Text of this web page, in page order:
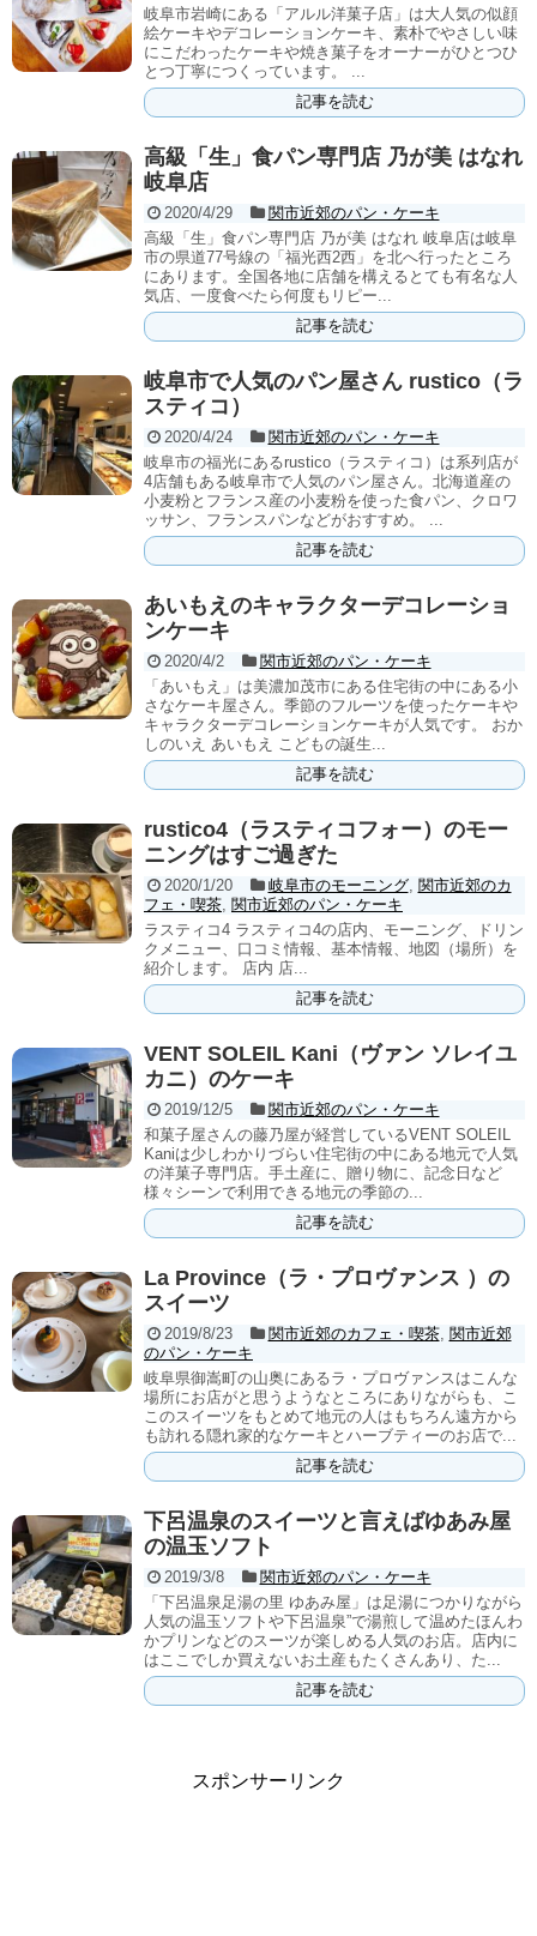
岐阜市岩崎にある「アルル洋菓子店」は大人気の似顔
絵ケーキやデコレーションケーキ、素朴でやさしい味
にこだわったケーキや焼き菓子をオーナーがひとつひ
とつ丁寧につくっています。 ...
記事を読む
高級「生」食パン専門店 乃が美 はなれ
岐阜店
2020/4/29
関市近郊のパン・ケーキ
高級「生」食パン専門店 乃が美 はなれ 岐阜店は岐阜
市の県道77号線の「福光西2西」を北へ行ったところ
にあります。全国各地に店舗を構えるとても有名な人
気店、一度食べたら何度もリピー...
記事を読む
岐阜市で人気のパン屋さん rustico（ラ
スティコ）
2020/4/24
関市近郊のパン・ケーキ
岐阜市の福光にあるrustico（ラスティコ）は系列店が
4店舗もある岐阜市で人気のパン屋さん。北海道産の
小麦粉とフランス産の小麦粉を使った食パン、クロワ
ッサン、フランスパンなどがおすすめ。 ...
記事を読む
あいもえのキャラクターデコレーショ
ンケーキ
2020/4/2
関市近郊のパン・ケーキ
「あいもえ」は美濃加茂市にある住宅街の中にある小
さなケーキ屋さん。季節のフルーツを使ったケーキや
キャラクターデコレーションケーキが人気です。 おか
しのいえ あいもえ こどもの誕生...
記事を読む
rustico4（ラスティコフォー）のモー
ニングはすご過ぎた
2020/1/20 岐阜市のモーニング, 関市近郊のカ
フェ・喫茶, 関市近郊のパン・ケーキ
ラスティコ4 ラスティコ4の店内、モーニング、ドリン
クメニュー、口コミ情報、基本情報、地図（場所）を
紹介します。 店内 店...
記事を読む
VENT SOLEIL Kani（ヴァン ソレイユ
カニ）のケーキ
2019/12/5
関市近郊のパン・ケーキ
和菓子屋さんの藤乃屋が経営しているVENT SOLEIL
Kaniは少しわかりづらい住宅街の中にある地元で人気
の洋菓子専門店。手土産に、贈り物に、記念日など
様々シーンで利用できる地元の季節の...
記事を読む
La Province（ラ・プロヴァンス ）の
スイーツ
2019/8/23 関市近郊のカフェ・喫茶, 関市近郊
のパン・ケーキ
岐阜県御嵩町の山奥にあるラ・プロヴァンスはこんな
場所にお店がと思うようなところにありながらも、こ
このスイーツをもとめて地元の人はもちろん遠方から
も訪れる隠れ家的なケーキとハーブティーのお店で...
記事を読む
下呂温泉のスイーツと言えばゆあみ屋
の温玉ソフト
2019/3/8
関市近郊のパン・ケーキ
「下呂温泉足湯の里 ゆあみ屋」は足湯につかりながら
人気の温玉ソフトや下呂温泉”で湯煎して温めたほんわ
かプリンなどのスーツが楽しめる人気のお店。店内に
はここでしか買えないお土産もたくさんあり、た...
記事を読む
スポンサーリンク